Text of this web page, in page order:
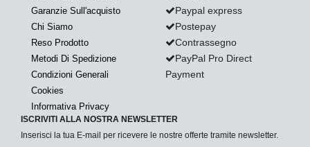
Garanzie Sull'acquisto
Chi Siamo
Reso Prodotto
Metodi Di Spedizione
Condizioni Generali
Cookies
Informativa Privacy
Paypal express
Postepay
Contrassegno
PayPal Pro Direct
Payment
ISCRIVITI ALLA NOSTRA NEWSLETTER
Inserisci la tua E-mail per ricevere le nostre offerte tramite newsletter.